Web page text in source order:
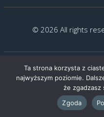
© 2026 All rights
Created
Ta strona korzysta z
najwyższym poziomie.
że zgadzasz
Zgoda